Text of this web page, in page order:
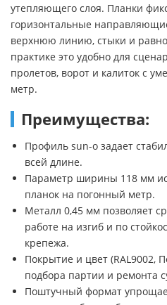
утепляющего слоя. Планки
горизонтальные
верхнюю линию, стыки и
практике это удобно для
пролетов, ворот и калиток с
метр.
Преимущества:
Профиль sun-o задает
всей длине.
Параметр ширины 118 мм
планок на погонный метр.
Металл 0,45 мм позволяет
работе на изгиб и по
крепежа.
Покрытие и цвет (RAL9002,
подбора партии и ремонта
Поштучный формат